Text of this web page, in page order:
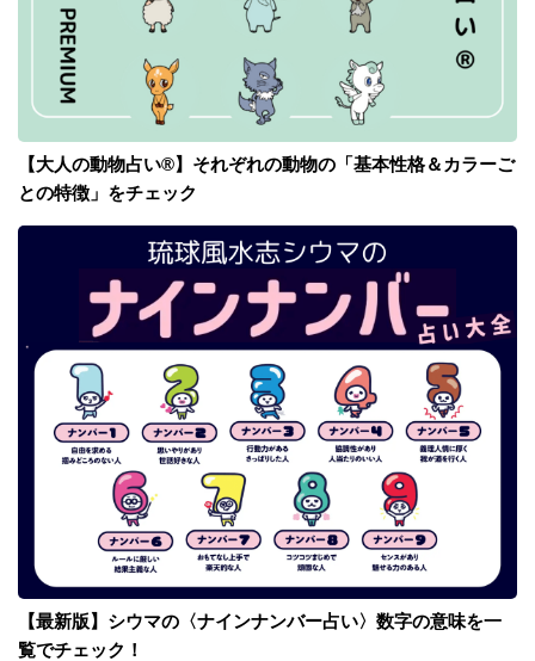
【大人の動物占い®】それぞれの動物の「基本性格＆カラーご
との特徴」をチェック
【最新版】シウマの〈ナインナンバー占い〉数字の意味を一
覧でチェック！